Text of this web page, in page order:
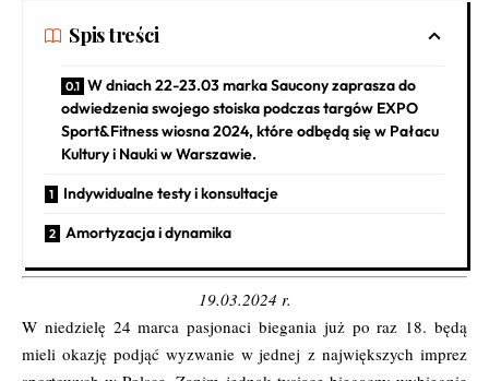
Spis treści
W dniach 22-23.03 marka Saucony zaprasza do
odwiedzenia swojego stoiska podczas targów EXPO
Sport&Fitness wiosna 2024, które odbędą się w Pałacu
Kultury i Nauki w Warszawie.
Indywidualne testy i konsultacje
Amortyzacja i dynamika
19.03.2024 r.
W niedzielę 24 marca pasjonaci biegania już po raz 18. będą
mieli okazję podjąć wyzwanie w jednejz największych imprez